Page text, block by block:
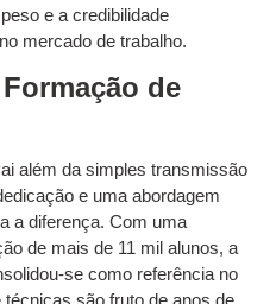
e a credibilidade
mercado de trabalho.
de
além da simples transmissão
e uma abordagem
a diferença. Com uma
de mais de 11 mil alunos, a
se como referência no